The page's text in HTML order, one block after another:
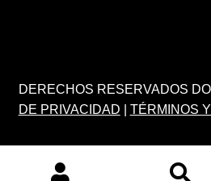
DERECHOS RESERVADOS
DE PRIVACIDAD
TÉRMINOS